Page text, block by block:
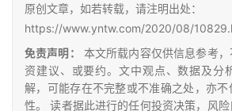
价
专
题
原创文章，如若转载，请注明出处：
https://www.yntw.com/2020/08/
免责声明：
本文所载内容仅供信息参考
资建议、或要约。文中观点、数据及分
解，可能存在不完整或不准确之处，亦
性。 读者据此进行的任何投资决策，风